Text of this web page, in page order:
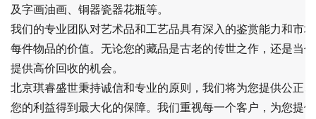
及字画油画、铜器瓷器花瓶等。
我们的专业团队对艺术品和工艺品具有深入的鉴赏能力和市
每件物品的价值。无论您的藏品是古老的传世之作，还是当
提供高价回收的机会。
北京琪睿盛世秉持诚信和专业的原则，我们将为您提供公正
您的利益得到最大化的保障。我们重视每一个客户，为您提